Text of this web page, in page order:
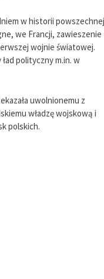
w historii
we Francji, zawieszenie
wojnie światowej.
polityczny m.in. w
uwolnionemu z
władzę wojskową i
polskich.